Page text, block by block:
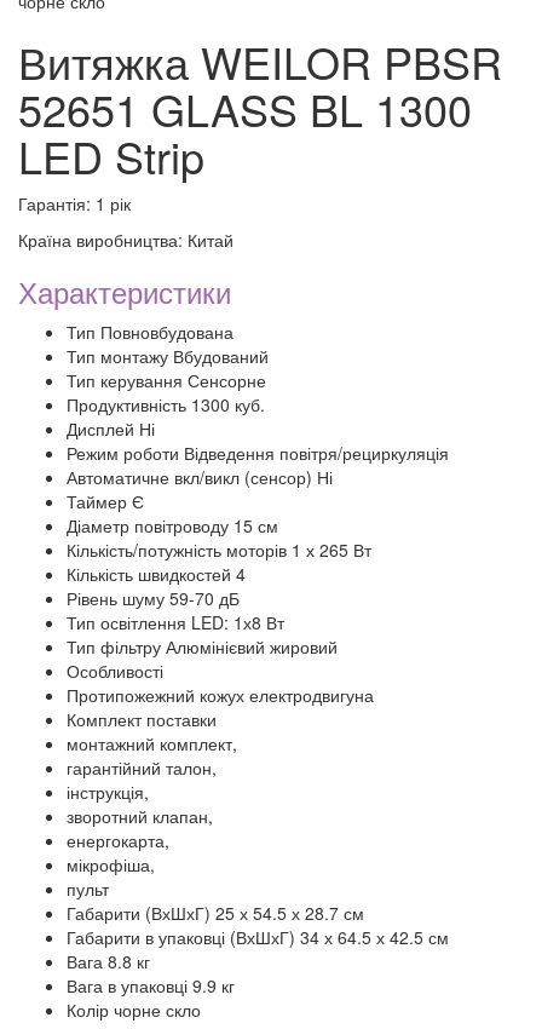
Витяжка WEILOR PBSR
52651 GLASS BL 1300
LED Strip
Гарантія: 1 рік
Країна виробництва: Китай
Характеристики
Тип Повновбудована
Тип монтажу Вбудований
Тип керування Сенсорне
Продуктивність 1300 куб.
Дисплей Ні
Режим роботи Відведення повітря/рециркуляція
Автоматичне вкл/викл (сенсор) Ні
Таймер Є
Діаметр повітроводу 15 см
Кількість/потужність моторів 1 х 265 Вт
Кількість швидкостей 4
Рівень шуму 59-70 дБ
Тип освітлення LED: 1х8 Вт
Тип фільтру Алюмінієвий жировий
Особливості
Протипожежний кожух електродвигуна
Комплект поставки
монтажний комплект,
гарантійний талон,
інструкція,
зворотний клапан,
енергокарта,
мікрофіша,
пульт
Габарити (ВхШхГ) 25 х 54.5 х 28.7 см
Габарити в упаковці (ВхШхГ) 34 х 64.5 х 42.5 см
Вага 8.8 кг
Вага в упаковці 9.9 кг
Колір чорне скло